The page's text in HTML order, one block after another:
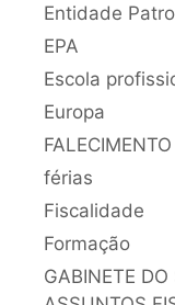
Entidade
EPA
Escola
Europa
FALECIMENTO
férias
Fiscalidade
Formação
GABINETE DO